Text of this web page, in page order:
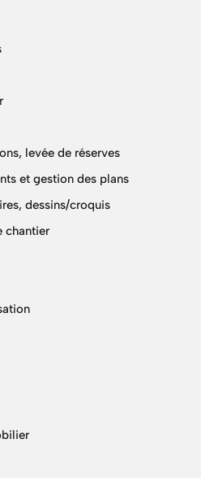
levée de réserves
et gestion des plans
dessins/croquis
chantier